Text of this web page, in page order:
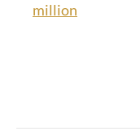
million